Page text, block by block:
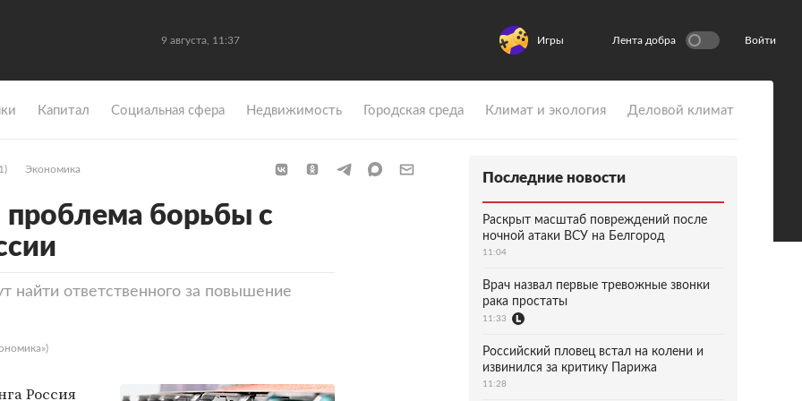
9 августа, 11:37 Игры Лента добра Войти
Капитал Социальная сфера Недвижимость Городская среда Климат и экология Деловой климат
Экономика
проблема борьбы с
найти ответственного за повышение
Россия
Последние новости
Раскрыт масштаб повреждений после
ночной атаки ВСУ на Белгород
11:04
Врач назвал первые тревожные звонки
рака простаты
11:33
Российский пловец встал на колени и
извинился за критику Парижа
11:28